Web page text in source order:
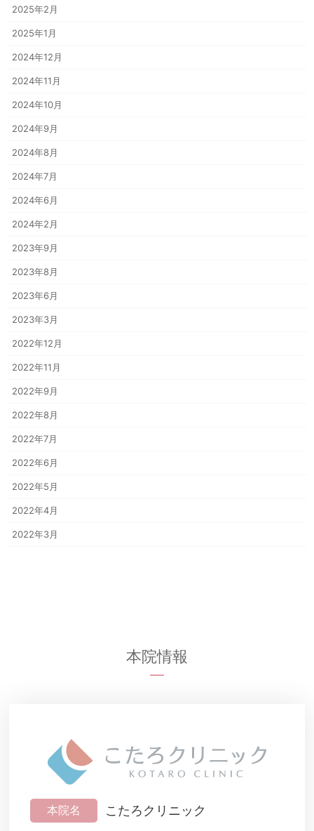
2025年2月
2025年1月
2024年12月
2024年11月
2024年10月
2024年9月
2024年8月
2024年7月
2024年6月
2024年2月
2023年9月
2023年8月
2023年6月
2023年3月
2022年12月
2022年11月
2022年9月
2022年8月
2022年7月
2022年6月
2022年5月
2022年4月
2022年3月
本院情報
本院名 こたろクリニック